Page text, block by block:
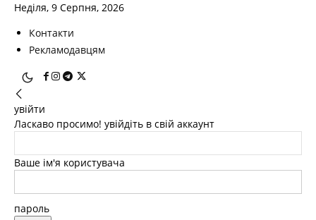
Неділя, 9 Серпня, 2026
Контакти
Рекламодавцям
увійти
Ласкаво просимо! увійдіть в свій аккаунт
Ваше ім'я користувача
пароль